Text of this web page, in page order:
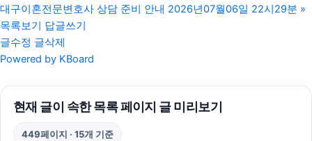
상간녀위자료
인스타 좋아요 구매
대구이혼전문변호사 상담 준비 안내 2026년07월06일 22시29분 »
목록보기
답글쓰기
글수정 글삭제
Powered by KBoard
현재 글이 속한 목록 페이지 글 미리보기
449페이지 · 15개 기준